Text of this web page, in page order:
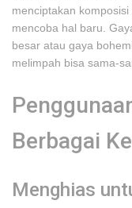
menciptakan
mencoba hal baru.
besar atau gaya
melimpah bisa sama-
Berbagai
Menghias